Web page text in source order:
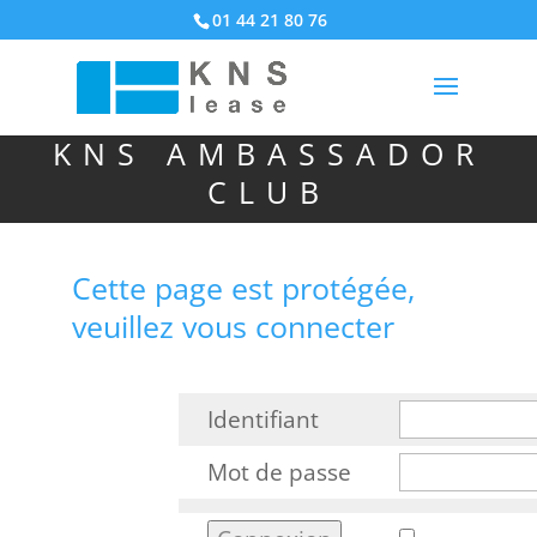
01 44 21 80 76
KNS AMBASSADOR
CLUB
Cette page est protégée,
veuillez vous connecter
Identifiant
Mot de passe